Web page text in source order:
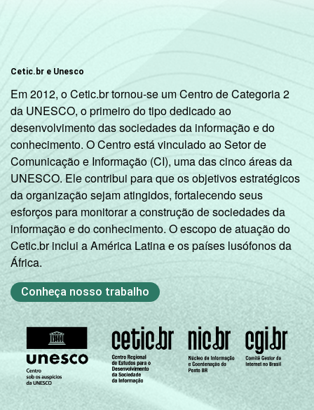
Cetic.br e Unesco
Em 2012, o Cetic.br tornou-se um Centro de Categoria 2
da UNESCO, o primeiro do tipo dedicado ao
desenvolvimento das sociedades da informação e do
conhecimento. O Centro está vinculado ao Setor de
Comunicação e Informação (CI), uma das cinco áreas da
UNESCO. Ele contribui para que os objetivos estratégicos
da organização sejam atingidos, fortalecendo seus
esforços para monitorar a construção de sociedades da
informação e do conhecimento. O escopo de atuação do
Cetic.br inclui a América Latina e os países lusófonos da
África.
Conheça nosso trabalho